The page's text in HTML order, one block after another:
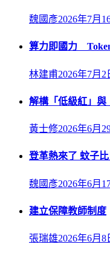
魏國彥2026年7月
算力即國力
林建甫2026年7月2
解構「低級紅」
黃士修2026年6月
登革熱來了 蚊子
魏國彥2026年6月
建立保障教師制度
張瑞雄2026年6月8